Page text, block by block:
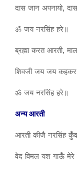
दास जान अपनायो,
ॐ जय नरसिंह हरे॥
ब्रह्मा करत आरती,
शिवजी जय जय कहकर,
ॐ जय नरसिंह हरे॥
अन्य आरती
आरती कीजै नरसिंह
वेद विमल यश गाऊँ मेरे